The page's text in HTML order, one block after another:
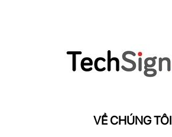
VỀ CHÚNG TÔI